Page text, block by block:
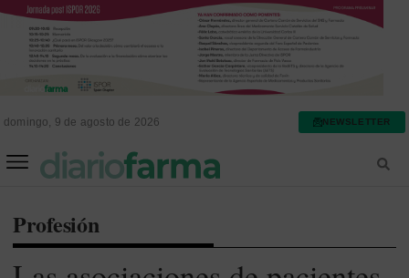
domingo, 9 de agosto de 2026 NEWSLETTER
Profesión